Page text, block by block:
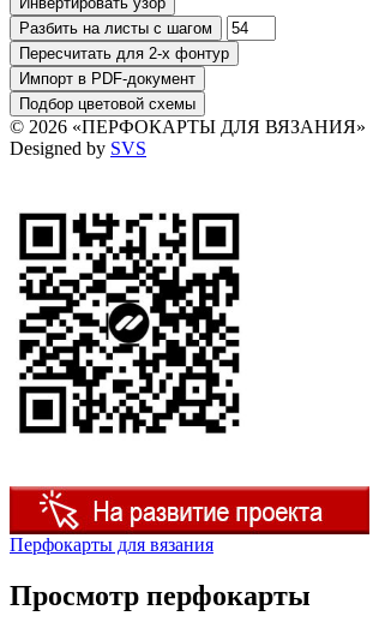
© 2026 «ПЕРФОКАРТЫ ДЛЯ ВЯЗАНИЯ»
Designed by SVS
Перфокарты для вязания
Просмотр перфокарты